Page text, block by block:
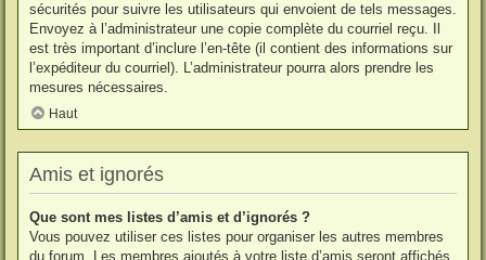
sécurités pour suivre les utilisateurs qui envoient de tels messages.
Envoyez à l’administrateur une copie complète du courriel reçu. Il
est très important d’inclure l’en-tête (il contient des informations sur
l’expéditeur du courriel). L’administrateur pourra alors prendre les
mesures nécessaires.
Haut
Amis et ignorés
Que sont mes listes d’amis et d’ignorés ?
Vous pouvez utiliser ces listes pour organiser les autres membres
du forum. Les membres ajoutés à votre liste d’amis seront affichés